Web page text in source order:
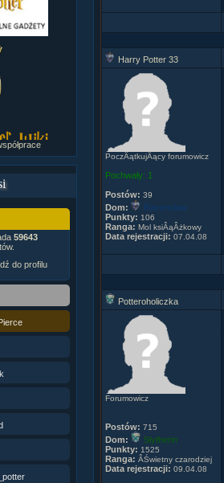
59643
do profilu
Harry Potter 33
PoczÂątkujÂący forumowicz
Pochwały: 1
Postów: 39
Dom:
Ravenclaw
Punkty: 106
Ranga: Mol ksiÂąÂżkowy
Data rejestracji: 07.04.08
Potteroholiczka
Forumowicz
Postów: 715
Dom:
Slytherin
Punkty: 1525
Ranga: ÂŚwietny czarodziej
Data rejestracji: 09.04.08